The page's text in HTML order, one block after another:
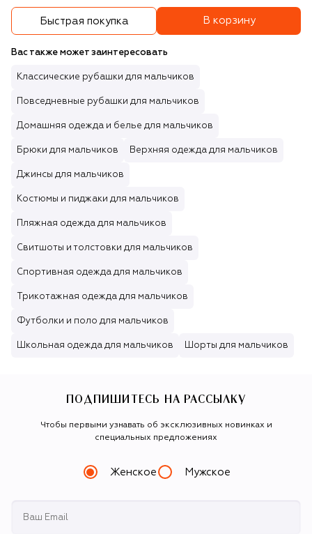
Быстрая покупка В корзину
Вас также может заинтересовать
Классические рубашки для мальчиков
Повседневные рубашки для мальчиков
Домашняя одежда и белье для мальчиков
Брюки для мальчиков Верхняя одежда для мальчиков
Джинсы для мальчиков
Костюмы и пиджаки для мальчиков
Пляжная одежда для мальчиков
Свитшоты и толстовки для мальчиков
Спортивная одежда для мальчиков
Трикотажная одежда для мальчиков
Футболки и поло для мальчиков
Школьная одежда для мальчиков Шорты для мальчиков
ПОДПИШИТЕСЬ НА РАССЫЛКУ
Чтобы первыми узнавать об эксклюзивных новинках и
специальных предложениях
Женское Мужское